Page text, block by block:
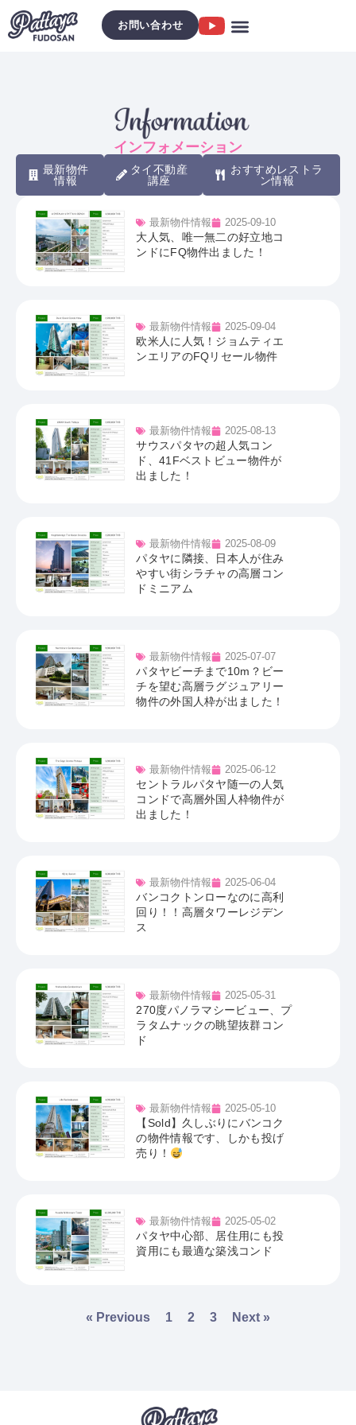
お問い合わせ
インフォメーション
最新物件
情報
タイ不動産
講座
おすすめレストラ
ン情報
最新物件情報 2025-09-10
大人気、唯一無二の好立地コ
ンドにFQ物件出ました！
最新物件情報 2025-09-04
欧米人に人気！ジョムティエ
ンエリアのFQリセール物件
最新物件情報 2025-08-13
サウスパタヤの超人気コン
ド、41Fベストビュー物件が
出ました！
最新物件情報 2025-08-09
パタヤに隣接、日本人が住み
やすい街シラチャの高層コン
ドミニアム
最新物件情報 2025-07-07
パタヤビーチまで10m？ビー
チを望む高層ラグジュアリー
物件の外国人枠が出ました！
最新物件情報 2025-06-12
セントラルパタヤ随一の人気
コンドで高層外国人枠物件が
出ました！
最新物件情報 2025-06-04
バンコクトンローなのに高利
回り！！高層タワーレジデン
ス
最新物件情報 2025-05-31
270度パノラマシービュー、プ
ラタムナックの眺望抜群コン
ド
最新物件情報 2025-05-10
【Sold】久しぶりにバンコク
の物件情報です、しかも投げ
売り！
最新物件情報 2025-05-02
パタヤ中心部、居住用にも投
資用にも最適な築浅コンド
« Previous 1 2 3 Next »